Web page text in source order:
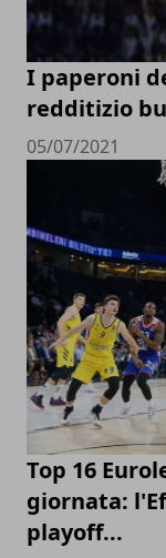
I paperoni
redditizio
05/07/2021
Top 16
giornata:
playoff...